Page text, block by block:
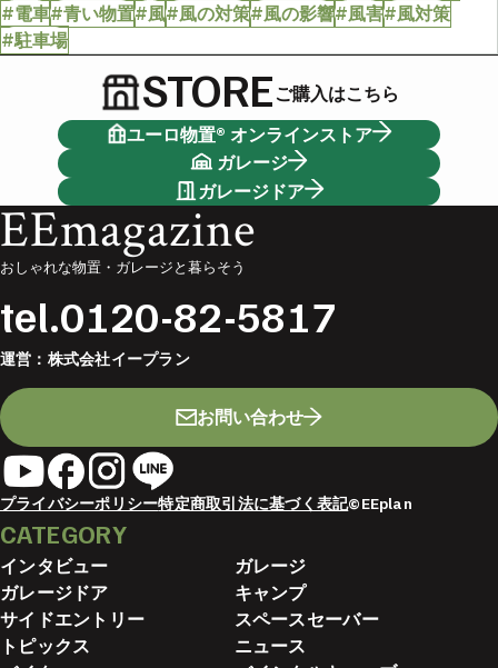
#電車#青い物置#風#風の対策#風の影響#風害#風対策
#駐車場
STOREご購入はこちら
ユーロ物置® オンラインストア
ガレージ
ガレージドア
EEmagazine
おしゃれな物置・ガレージと暮らそう
tel.0120-82-5817
運営： 株式会社イープラン
お問い合わせ
プライバシーポリシー特定商取引法に基づく表記©EEplan
CATEGORY
インタビュー
ガレージ
ガレージドア
キャンプ
サイドエントリー
スペースセーバー
トピックス
ニュース